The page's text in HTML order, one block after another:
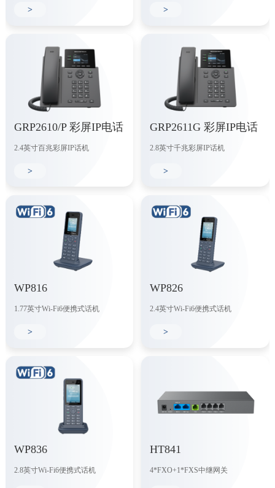
> >
GRP2610/P 彩屏IP电话
2.4英寸百兆彩屏IP话机
>
GRP2611G 彩屏IP电话
2.8英寸千兆彩屏IP话机
>
WP816
1.77英寸Wi-Fi6便携式话机
>
WP826
2.4英寸Wi-Fi6便携式话机
>
WP836
2.8英寸Wi-Fi6便携式话机
HT841
4*FXO+1*FXS中继网关